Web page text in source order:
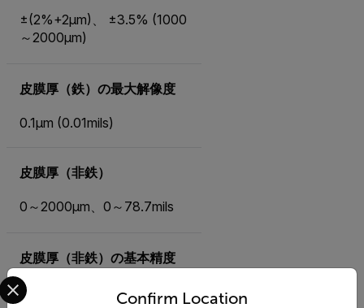
±(2%+2µm)、 ±3.5% (1000
～2000µm)
皮膜厚（鉄）の最大解像度
0.1µm (0.01mils)
皮膜厚（非鉄）
0～2000µm、0～78.7mils
皮膜厚（非鉄）の基本精度
±(2%+2µm)、 ±3.5% (1000
Confirm Location
Select your preferred country and language from the